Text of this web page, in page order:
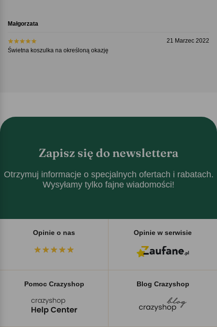
Małgorzata
21 Marzec 2022
Świetna koszulka na określoną okazję
Zapisz się do newslettera
Otrzymuj informacje o specjalnych ofertach i rabatach.
Wysyłamy tylko fajne wiadomości!
Opinie o nas Opinie w serwisie
Pomoc Crazyshop Blog Crazyshop